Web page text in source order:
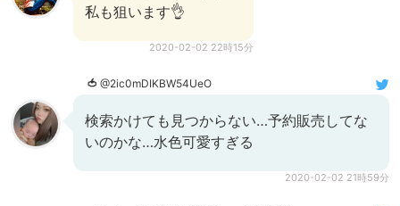
私も狙います👌
2020-02-02 22時15分
🍅 @2ic0mDIKBW54UeO
検索かけても見つからない…予約販売してな
いのかな…水色可愛すぎる
2020-02-02 21時59分